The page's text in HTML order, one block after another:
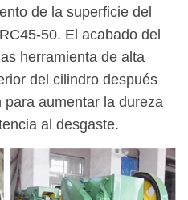
de la superficie del
50. El acabado del
herramienta de alta
del cilindro después
aumentar la dureza
al desgaste.